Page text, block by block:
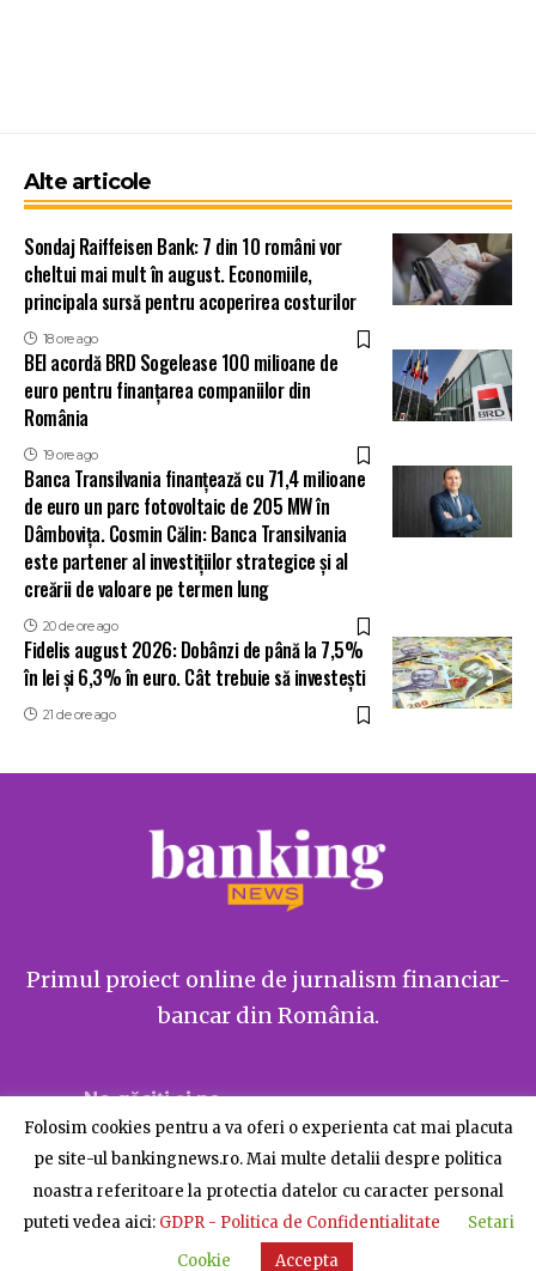
Alte articole
Sondaj Raiffeisen Bank: 7 din 10 români vor
cheltui mai mult în august. Economiile,
principala sursă pentru acoperirea costurilor
18 ore ago
BEI acordă BRD Sogelease 100 milioane de
euro pentru finanțarea companiilor din
România
19 ore ago
Banca Transilvania finanțează cu 71,4 milioane
de euro un parc fotovoltaic de 205 MW în
Dâmbovița. Cosmin Călin: Banca Transilvania
este partener al investițiilor strategice și al
creării de valoare pe termen lung
20 de ore ago
Fidelis august 2026: Dobânzi de până la 7,5%
în lei și 6,3% în euro. Cât trebuie să investești
21 de ore ago
Primul proiect online de jurnalism financiar-
bancar din România.
Ne găsiți și pe
Despre BankingNews Contact Publicitate
Folosim cookies pentru a va oferi o experienta cat mai placuta
pe site-ul bankingnews.ro. Mai multe detalii despre politica
noastra referitoare la protectia datelor cu caracter personal
puteti vedea aici: GDPR - Politica de Confidentialitate
Setari
Cookie
Accepta